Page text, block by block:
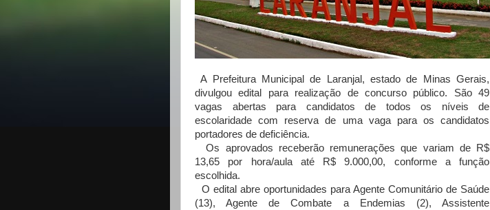
A Prefeitura Municipal de Laranjal, estado de Minas Gerais,
divulgou edital para realização de concurso público. São 49
vagas abertas para candidatos de todos os níveis de
escolaridade com reserva de uma vaga para os candidatos
portadores de deficiência.
Os aprovados receberão remunerações que variam de R$
13,65 por hora/aula até R$ 9.000,00, conforme a função
escolhida.
O edital abre oportunidades para Agente Comunitário de Saúde
(13), Agente de Combate a Endemias (2), Assistente